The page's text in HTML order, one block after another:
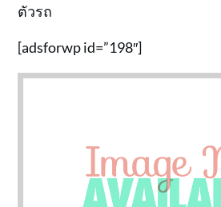
ตัวรถ
[adsforwp id=”198″]